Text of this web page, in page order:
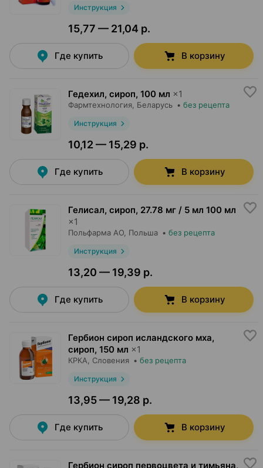
Инструкция
15,77 — 21,04 р.
Где купить В корзину
Гедехил, сироп, 100 мл ×1
Фармтехнология , Беларусь • без рецепта
Инструкция
10,12 — 15,29 р.
Где купить В корзину
Гелисал, сироп, 27.78 мг / 5 мл 100 мл
×1
Польфарма AO , Польша • без рецепта
Инструкция
13,20 — 19,39 р.
Где купить В корзину
Гербион сироп исландского мха,
сироп, 150 мл ×1
КРКА , Словения • без рецепта
Инструкция
13,95 — 19,28 р.
Где купить В корзину
Гербион сироп первоцвета и тимьяна,